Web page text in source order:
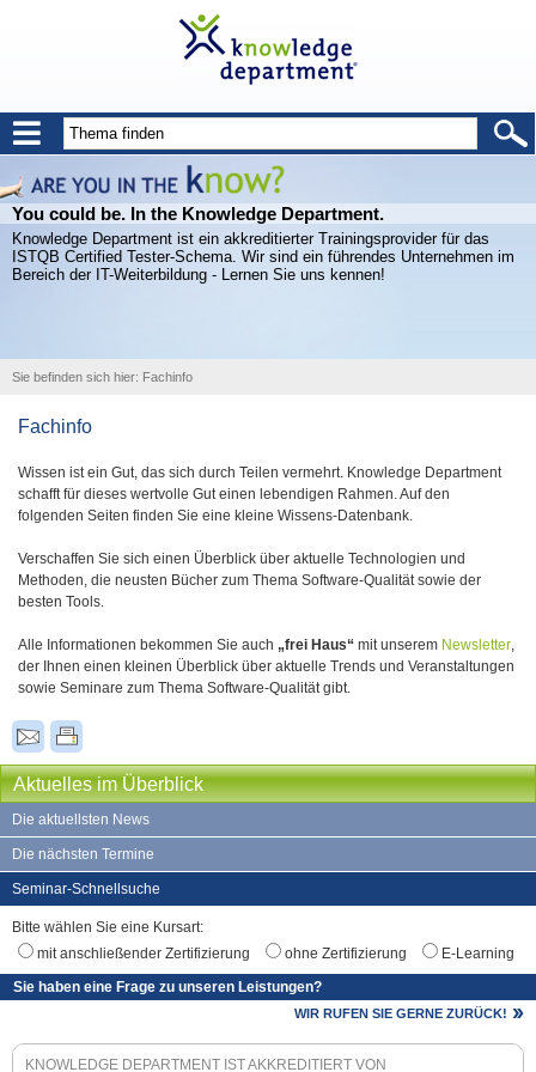
You could be. In the Knowledge Department.
Knowledge Department ist ein akkreditierter Trainingsprovider für das
ISTQB Certified Tester-Schema. Wir sind ein führendes Unternehmen im
Bereich der IT-Weiterbildung - Lernen Sie uns kennen!
Sie befinden sich hier: Fachinfo
Fachinfo
Wissen ist ein Gut, das sich durch Teilen vermehrt. Knowledge Department
schafft für dieses wertvolle Gut einen lebendigen Rahmen. Auf den
folgenden Seiten finden Sie eine kleine Wissens-Datenbank.
Verschaffen Sie sich einen Überblick über aktuelle Technologien und
Methoden, die neusten Bücher zum Thema Software-Qualität sowie der
besten Tools.
Alle Informationen bekommen Sie auch „frei Haus“ mit unserem Newsletter,
der Ihnen einen kleinen Überblick über aktuelle Trends und Veranstaltungen
sowie Seminare zum Thema Software-Qualität gibt.
Aktuelles im Überblick
Die aktuellsten News
Die nächsten Termine
Seminar-Schnellsuche
Bitte wählen Sie eine Kursart:
mit anschließender Zertifizierung
ohne Zertifizierung
E-Learning
Sie haben eine Frage zu unseren Leistungen?
WIR RUFEN SIE GERNE ZURÜCK!
KNOWLEDGE DEPARTMENT IST AKKREDITIERT VON